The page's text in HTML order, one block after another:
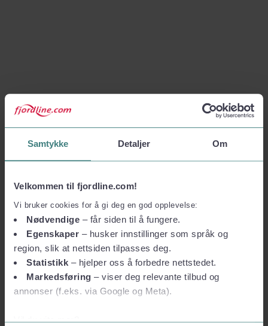
Samtykke Detaljer Om
Velkommen til fjordline.com!
Vi bruker cookies for å gi deg en god opplevelse:
Nødvendige – får siden til å fungere.
Egenskaper – husker innstillinger som språk og
region, slik at nettsiden tilpasses deg.
Statistikk – hjelper oss å forbedre nettstedet.
Markedsføring – viser deg relevante tilbud og
annonser (f.eks. via Google og Meta).
Vil du vite mer?